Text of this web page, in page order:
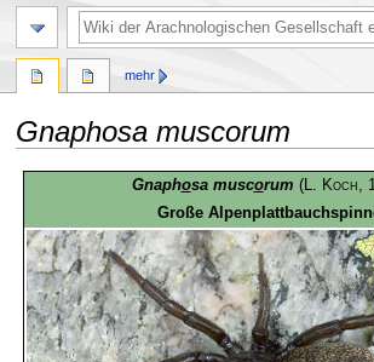
Gnaphosa muscorum
springen
springen
Gnaphosa muscorum (L. Koch ,
Große
mehr